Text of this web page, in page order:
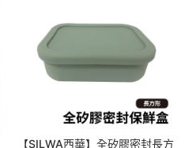
【SILWA西華】全矽膠密封長方